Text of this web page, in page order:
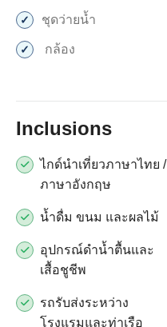
ชุดว่ายน้ำ
กล้อง
Inclusions
ไกด์นำเที่ยวภาษาไทย /
ภาษาอังกฤษ
น้ำดื่ม ขนม และผลไม้
อุปกรณ์ดำน้ำตื้นและ
เสื้อชูชีพ
รถรับส่งระหว่าง
โรงแรมและท่าเรือ